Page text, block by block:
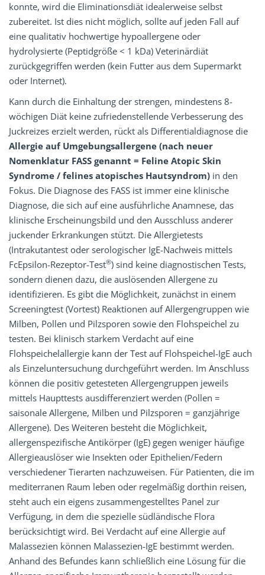
konnte, wird die Eliminationsdiät idealerweise selbst
zubereitet. Ist dies nicht möglich, sollte auf jeden Fall auf
eine qualitativ hochwertige hypoallergene oder
hydrolysierte (Peptidgröße < 1 kDa) Veterinärdiät
zurückgegriffen werden (kein Futter aus dem Supermarkt
oder Internet).
Kann durch die Einhaltung der strengen, mindestens 8-
wöchigen Diät keine zufriedenstellende Verbesserung des
Juckreizes erzielt werden, rückt als Differentialdiagnose die
Allergie auf Umgebungsallergene (nach neuer
Nomenklatur FASS genannt = Feline Atopic Skin
Syndrome / felines atopisches Hautsyndrom) in den
Fokus. Die Diagnose des FASS ist immer eine klinische
Diagnose, die sich auf eine ausführliche Anamnese, das
klinische Erscheinungsbild und den Ausschluss anderer
juckender Erkrankungen stützt. Die Allergietests
(Intrakutantest oder serologischer IgE-Nachweis mittels
FcEpsilon-Rezeptor-Test®) sind keine diagnostischen Tests,
sondern dienen dazu, die auslösenden Allergene zu
identifizieren. Es gibt die Möglichkeit, zunächst in einem
Screeningtest (Vortest) Reaktionen auf Allergengruppen wie
Milben, Pollen und Pilzsporen sowie den Flohspeichel zu
testen. Bei klinisch starkem Verdacht auf eine
Flohspeichelallergie kann der Test auf Flohspeichel-IgE auch
als Einzeluntersuchung durchgeführt werden. Im Anschluss
können die positiv getesteten Allergengruppen jeweils
mittels Haupttests ausdifferenziert werden (Pollen =
saisonale Allergene, Milben und Pilzsporen = ganzjährige
Allergene). Des Weiteren besteht die Möglichkeit,
allergenspezifische Antikörper (IgE) gegen weniger häufige
Allergieauslöser wie Insekten oder Epithelien/Federn
verschiedener Tierarten nachzuweisen. Für Patienten, die im
mediterranen Raum leben oder regelmäßig dorthin reisen,
steht auch ein eigens zusammengestelltes Panel zur
Verfügung, in dem die spezielle südländische Flora
berücksichtigt wird. Bei Verdacht auf eine Allergie auf
Malassezien können Malassezien-IgE bestimmt werden.
Anhand des Befundes kann schließlich eine Lösung für die